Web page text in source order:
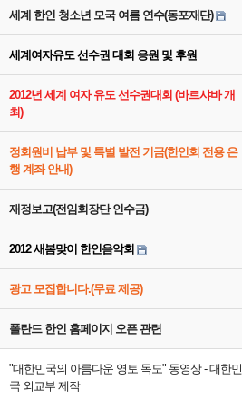
세계 한인 청소년 모국 여름 연수(동포재단)
세계여자유도 선수권 대회 응원 및 후원
2012년 세계 여자 유도 선수권대회 (바르샤바 개
최)
정회원비 납부 및 특별 발전 기금(한인회 전용 은
행 계좌 안내)
재정보고(전임회장단 인수금)
2012 새봄맞이 한인음악회
광고 모집합니다.(무료 제공)
폴란드 한인 홈페이지 오픈 관련
"대한민국의 아름다운 영토 독도" 동영상 - 대한민
국 외교부 제작